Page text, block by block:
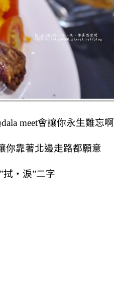
meet會讓你永生難忘啊
你靠著北邊走路都願意
拭‧淚”二字